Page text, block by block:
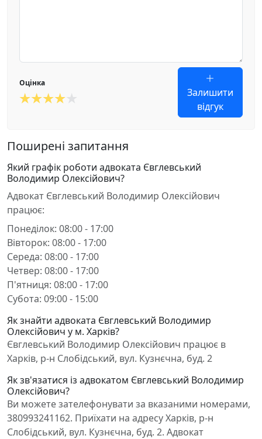
Оцінка
Залишити
відгук
Поширені запитання
Який графік роботи адвоката Євглевський
Володимир Олексійович?
Адвокат Євглевський Володимир Олексійович
працює:
Понеділок: 08:00 - 17:00
Вівторок: 08:00 - 17:00
Середа: 08:00 - 17:00
Четвер: 08:00 - 17:00
П'ятниця: 08:00 - 17:00
Субота: 09:00 - 15:00
Як знайти адвоката Євглевський Володимир
Олексійович у м. Харків?
Євглевський Володимир Олексійович працює в
Харків, р-н Слобідський, вул. Кузнєчна, буд. 2
Як зв'язатися із адвокатом Євглевський Володимир
Олексійович?
Ви можете зателефонувати за вказаними номерами,
380993241162. Приїхати на адресу Харків, р-н
Слобідський, вул. Кузнєчна, буд. 2. Адвокат